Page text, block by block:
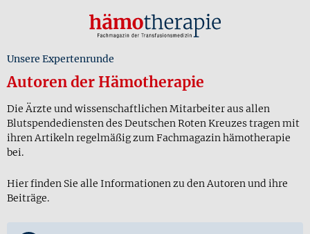
Unsere Expertenrunde
Autoren der Hämotherapie
Die Ärzte und wissenschaftlichen Mitarbeiter aus allen
Blutspendediensten des Deutschen Roten Kreuzes tragen mit
ihren Artikeln regelmäßig zum Fachmagazin hämotherapie
bei.
Hier finden Sie alle Informationen zu den Autoren und ihre
Beiträge.